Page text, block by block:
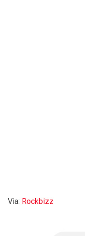
Via: Rockbizz